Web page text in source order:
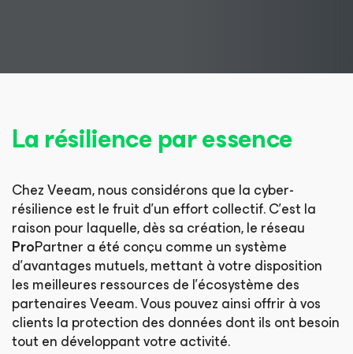
La résilience par essence
Chez Veeam, nous considérons que la cyber-
résilience est le fruit d’un effort collectif. C’est la
raison pour laquelle, dès sa création, le réseau
ProPartner a été conçu comme un système
d’avantages mutuels, mettant à votre disposition
les meilleures ressources de l’écosystème des
partenaires Veeam. Vous pouvez ainsi offrir à vos
clients la protection des données dont ils ont besoin
tout en développant votre activité.